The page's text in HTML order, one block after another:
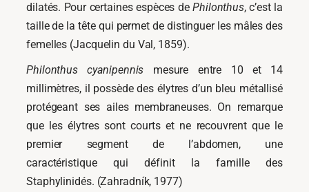
dilatés. Pour certaines espèces de Philonthus, c’est la
taille de la tête qui permet de distinguer les mâles des
femelles (Jacquelin du Val, 1859).
Philonthus cyanipennis mesure entre 10 et 14
millimètres, il possède des élytres d’un bleu métallisé
protégeant ses ailes membraneuses. On remarque
que les élytres sont courts et ne recouvrent que le
premier segment de l’abdomen, une
caractéristique qui définit la famille des
Staphylinidés. (Zahradník, 1977)